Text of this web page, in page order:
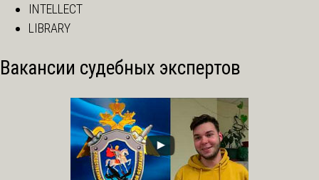
INTELLECT
LIBRARY
Вакансии судебных экспертов